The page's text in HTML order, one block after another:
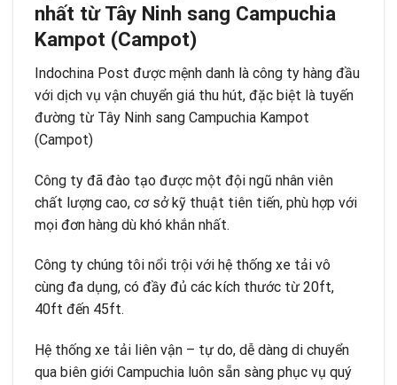
nhất từ Tây Ninh sang Campuchia
Kampot (Campot)
Indochina Post được mệnh danh là công ty hàng đầu
với dịch vụ vận chuyển giá thu hút, đặc biệt là tuyến
đường từ Tây Ninh sang Campuchia Kampot
(Campot)
Công ty đã đào tạo được một đội ngũ nhân viên
chất lượng cao, cơ sở kỹ thuật tiên tiến, phù hợp với
mọi đơn hàng dù khó khắn nhất.
Công ty chúng tôi nổi trội với hệ thống xe tải vô
cùng đa dụng, có đầy đủ các kích thước từ 20ft,
40ft đến 45ft.
Hệ thống xe tải liên vận – tự do, dễ dàng di chuyển
qua biên giới Campuchia luôn sẵn sàng phục vụ quý